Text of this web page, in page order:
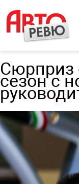
Сюрприз
сезон с